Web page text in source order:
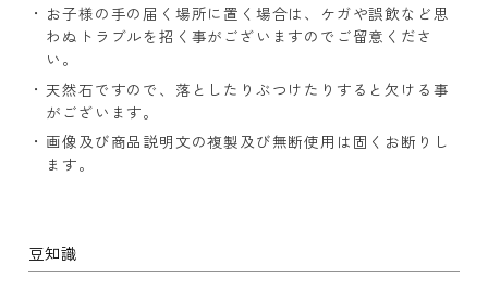
お子様の手の届く場所に置く場合は、ケガや誤飲など思
わぬトラブルを招く事がございますのでご留意くださ
い。
天然石ですので、落としたりぶつけたりすると欠ける事
がございます。
画像及び商品説明文の複製及び無断使用は固くお断りし
ます。
豆知識